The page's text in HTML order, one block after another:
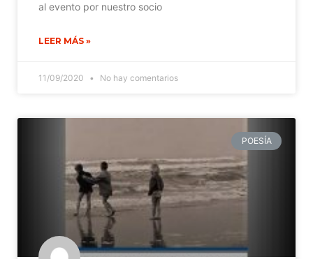
al evento por nuestro socio
LEER MÁS »
11/09/2020 No hay comentarios
POESÍA